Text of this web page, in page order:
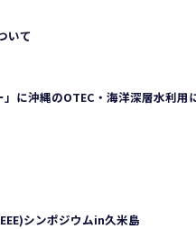
いて
」に沖縄のOTEC・海洋深層水利
シンポジウムin久米島